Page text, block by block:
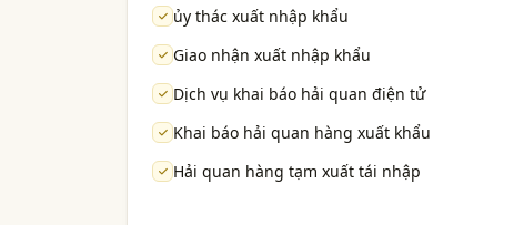
ủy thác xuất nhập khẩu
Giao nhận xuất nhập khẩu
Dịch vụ khai báo hải quan điện tử
Khai báo hải quan hàng xuất khẩu
Hải quan hàng tạm xuất tái nhập